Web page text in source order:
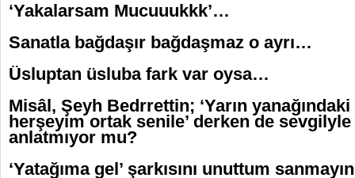
‘Yakalarsam Mucuuukkk’…
Sanatla bağdaşır bağdaşmaz o ayrı…
Üsluptan üsluba fark var oysa…
Misâl, Şeyh Bedrrettin; ‘Yarın
herşeyim ortak senile’ derken de
anlatmıyor mu?
‘Yatağıma gel’ şarkısını unuttum